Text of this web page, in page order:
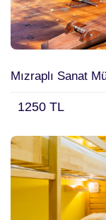
Mızraplı Sanat
1250 TL